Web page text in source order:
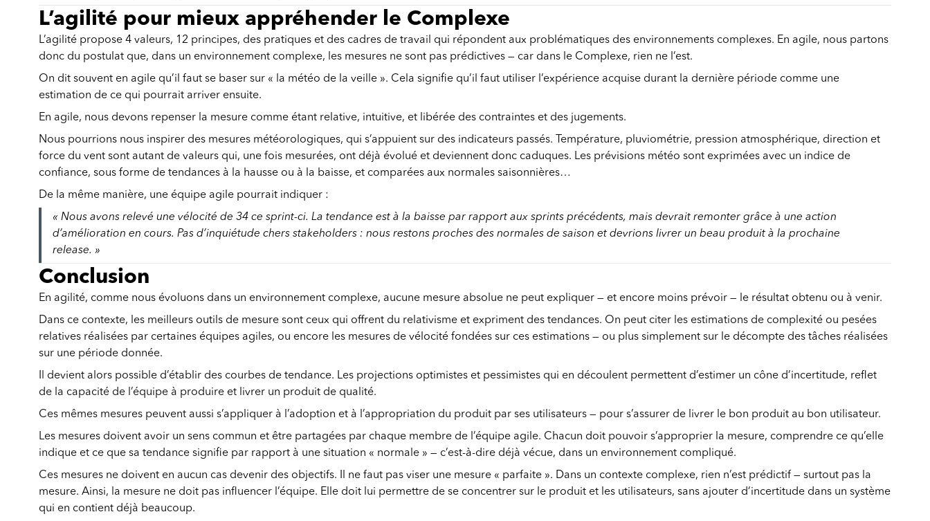
L’agilité pour mieux appréhender le Complexe
L’agilité propose 4 valeurs, 12 principes, des pratiques et des cadres de travail qui répondent aux problématiques des environnements complexes. En agile, nous partons
donc du postulat que, dans un environnement complexe, les mesures ne sont pas prédictives — car dans le Complexe, rien ne l’est.
On dit souvent en agile qu’il faut se baser sur « la météo de la veille ». Cela signifie qu’il faut utiliser l’expérience acquise durant la dernière période comme une
estimation de ce qui pourrait arriver ensuite.
En agile, nous devons repenser la mesure comme étant relative, intuitive, et libérée des contraintes et des jugements.
Nous pourrions nous inspirer des mesures météorologiques, qui s’appuient sur des indicateurs passés. Température, pluviométrie, pression atmosphérique, direction et
force du vent sont autant de valeurs qui, une fois mesurées, ont déjà évolué et deviennent donc caduques. Les prévisions météo sont exprimées avec un indice de
confiance, sous forme de tendances à la hausse ou à la baisse, et comparées aux normales saisonnières…
De la même manière, une équipe agile pourrait indiquer :
« Nous avons relevé une vélocité de 34 ce sprint-ci. La tendance est à la baisse par rapport aux sprints précédents, mais devrait remonter grâce à une action
d’amélioration en cours. Pas d’inquiétude chers stakeholders : nous restons proches des normales de saison et devrions livrer un beau produit à la prochaine
release. »
Conclusion
En agilité, comme nous évoluons dans un environnement complexe, aucune mesure absolue ne peut expliquer — et encore moins prévoir — le résultat obtenu ou à venir.
Dans ce contexte, les meilleurs outils de mesure sont ceux qui offrent du relativisme et expriment des tendances. On peut citer les estimations de complexité ou pesées
relatives réalisées par certaines équipes agiles, ou encore les mesures de vélocité fondées sur ces estimations — ou plus simplement sur le décompte des tâches réalisées
sur une période donnée.
Il devient alors possible d’établir des courbes de tendance. Les projections optimistes et pessimistes qui en découlent permettent d’estimer un cône d’incertitude, reflet
de la capacité de l’équipe à produire et livrer un produit de qualité.
Ces mêmes mesures peuvent aussi s’appliquer à l’adoption et à l’appropriation du produit par ses utilisateurs — pour s’assurer de livrer le bon produit au bon utilisateur.
Les mesures doivent avoir un sens commun et être partagées par chaque membre de l’équipe agile. Chacun doit pouvoir s’approprier la mesure, comprendre ce qu’elle
indique et ce que sa tendance signifie par rapport à une situation « normale » — c’est-à-dire déjà vécue, dans un environnement compliqué.
Ces mesures ne doivent en aucun cas devenir des objectifs. Il ne faut pas viser une mesure « parfaite ». Dans un contexte complexe, rien n’est prédictif — surtout pas la
mesure. Ainsi, la mesure ne doit pas influencer l’équipe. Elle doit lui permettre de se concentrer sur le produit et les utilisateurs, sans ajouter d’incertitude dans un système
qui en contient déjà beaucoup.